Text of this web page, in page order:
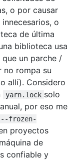
o por causar
o
de última
biblioteca usa
un parche /
no rompa su
allí). Considero
yarn.lock solo
por eso me
frozen-
proyectos
de
confiable y